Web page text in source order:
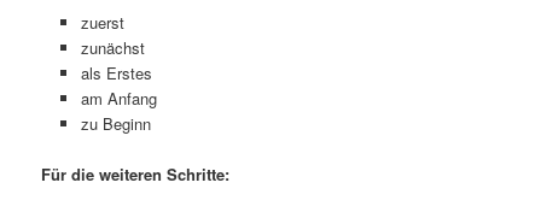
zuerst
zunächst
als Erstes
am Anfang
zu Beginn
Für die weiteren Schritte: